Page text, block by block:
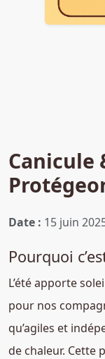
Canicule
Date : 15 juin
Pourquoi
L’été apporte
pour nos
qu’agiles et
de chaleur. Cette